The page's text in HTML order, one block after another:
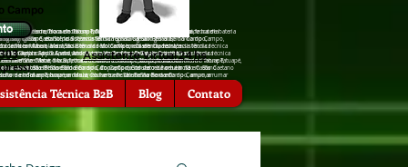
de tela na hora em Tatuapé, Troca de tela na hora em Mauá, troca de bateria
São Caetano do Sul, assistência †écnica Sansumg São Bernardo do Campo,
em Mauá, assistência †écnica Motorola em Diadema, assistência †écnica
Apple Santo André, assistência †écnica Apple Tatuapé, assistência †écnica
zenfone Mauá, troca de bateria zenfone Tatuapé, troca de bateria iPhone Tatuapé,
hora em São Bernardo do Campo, Conserto de celular na hora em São Caetano
emTatuapé, arrumar celular na hora em São Bernardo do Campo, arrumar
em Diadema, Troca de tela na hora em Tatuapé, Troca de tela na hora
Tatuapé, assistência †écnica Sansumg São Caetano do Sul,
†écnica Motorola em São Bernardo do Campo, assistência †écnica
Caetano do Sul, assistência †écnica Zenfone Tatuapé, assistência
São Caetano o Sul, troca de bateria zenfone São Bernardo do
de bateria iPhone São Bernardo do Campo, Conserto de celular na
de celular na hora em Mauá, Conserto de celular na hora em
celular na hora em Diadema.
Troca de tela na hora em Tatuapé, Troca de tela na hora em Mauá, troca de bateria
São Caetano do Sul, assistência †écnica Sansumg São Bernardo do Campo,
Motorola em Mauá, assistência †écnica Motorola em Diadema, assistência †écnica
†écnica Apple Santo André, assistência †écnica Apple Tatuapé, assistência †écnica
bateria zenfone Mauá, troca de bateria zenfone Tatuapé, troca de bateria iPhone Tatuapé,
na hora em São Bernardo do Campo, Conserto de celular na hora em São Caetano
na hora emTatuapé, arrumar celular na hora em São Bernardo do Campo, arrumar
Campo
Assistente Virtual 24 hs
Técnica B2B Blog Contato